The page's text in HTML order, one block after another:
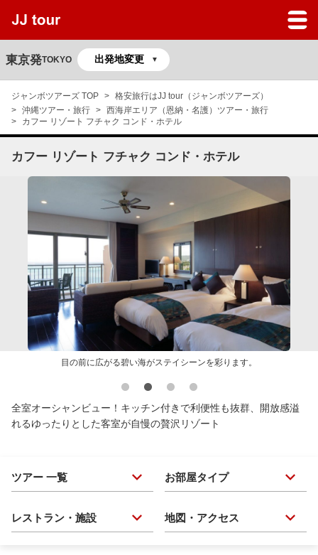
東京発TOKYO
JJツアーのサービスガイド
よくある質問
予約の確認
ジャンボツアーズ TOP
格安旅行はJJ tour（ジャンボツアーズ）
沖縄ツアー・旅行
西海岸エリア（恩納・名護）ツアー・旅行
カフー リゾート フチャク コンド・ホテル
カフー リゾート フチャク コンド・ホテル
目の前に広がる碧い海がステイシーンを彩ります。
全室オーシャンビュー！キッチン付きで利便性も抜群、開放感溢
れるゆったりとした客室が自慢の贅沢リゾート
ツアー 一覧 お部屋タイプ
レストラン・施設 地図・アクセス